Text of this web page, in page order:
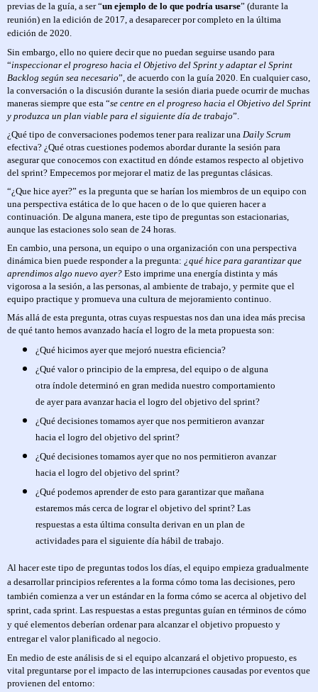
previas de la guía, a ser “un ejemplo de lo que podría usarse” (durante la
reunión) en la edición de 2017, a desaparecer por completo en la última
edición de 2020.
Sin embargo, ello no quiere decir que no puedan seguirse usando para
“inspeccionar el progreso hacia el Objetivo del Sprint y adaptar el Sprint
Backlog según sea necesario”, de acuerdo con la guía 2020. En cualquier caso,
la conversación o la discusión durante la sesión diaria puede ocurrir de muchas
maneras siempre que esta “se centre en el progreso hacia el Objetivo del Sprint
y produzca un plan viable para el siguiente día de trabajo”.
¿Qué tipo de conversaciones podemos tener para realizar una Daily Scrum
efectiva? ¿Qué otras cuestiones podemos abordar durante la sesión para
asegurar que conocemos con exactitud en dónde estamos respecto al objetivo
del sprint? Empecemos por mejorar el matiz de las preguntas clásicas.
“¿Que hice ayer?” es la pregunta que se harían los miembros de un equipo con
una perspectiva estática de lo que hacen o de lo que quieren hacer a
continuación. De alguna manera, este tipo de preguntas son estacionarias,
aunque las estaciones solo sean de 24 horas.
En cambio, una persona, un equipo o una organización con una perspectiva
dinámica bien puede responder a la pregunta: ¿qué hice para garantizar que
aprendimos algo nuevo ayer? Esto imprime una energía distinta y más
vigorosa a la sesión, a las personas, al ambiente de trabajo, y permite que el
equipo practique y promueva una cultura de mejoramiento continuo.
Más allá de esta pregunta, otras cuyas respuestas nos dan una idea más precisa
de qué tanto hemos avanzado hacía el logro de la meta propuesta son:
¿Qué hicimos ayer que mejoró nuestra eficiencia?
¿Qué valor o principio de la empresa, del equipo o de alguna
otra índole determinó en gran medida nuestro comportamiento
de ayer para avanzar hacia el logro del objetivo del sprint?
¿Qué decisiones tomamos ayer que nos permitieron avanzar
hacia el logro del objetivo del sprint?
¿Qué decisiones tomamos ayer que no nos permitieron avanzar
hacia el logro del objetivo del sprint?
¿Qué podemos aprender de esto para garantizar que mañana
estaremos más cerca de lograr el objetivo del sprint? Las
respuestas a esta última consulta derivan en un plan de
actividades para el siguiente día hábil de trabajo.
Al hacer este tipo de preguntas todos los días, el equipo empieza gradualmente
a desarrollar principios referentes a la forma cómo toma las decisiones, pero
también comienza a ver un estándar en la forma cómo se acerca al objetivo del
sprint, cada sprint. Las respuestas a estas preguntas guían en términos de cómo
y qué elementos deberían ordenar para alcanzar el objetivo propuesto y
entregar el valor planificado al negocio.
En medio de este análisis de si el equipo alcanzará el objetivo propuesto, es
vital preguntarse por el impacto de las interrupciones causadas por eventos que
provienen del entorno: